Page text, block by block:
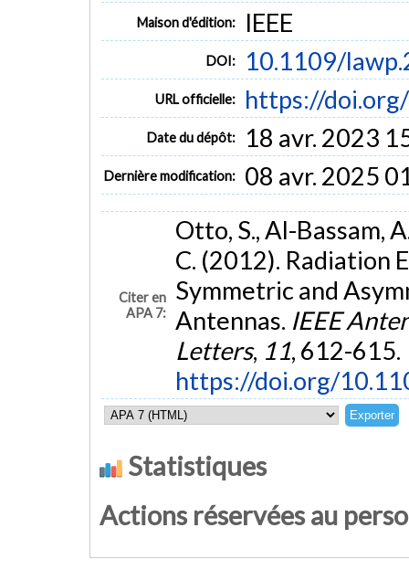
Maison d'édition: IEEE
DOI: 10.1109/
URL officielle: https://
Date du dépôt: 18 avr. 2023
Dernière modification: 08 avr. 2025
Citer en
APA 7:
Otto, S., Al-Bassam,
C. (2012). Radiation
Symmetric and
Antennas. IEEE
Letters, 11, 612-615.
https://doi.org/
Statistiques
Actions réservées au